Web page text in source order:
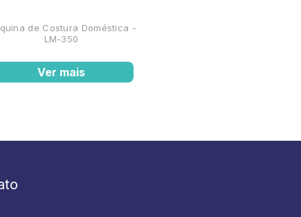
de Costura Doméstica -
LM-350
Ver mais